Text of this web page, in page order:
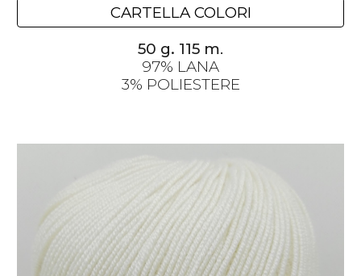
CARTELLA COLORI
50 g. 115 m.
97% LANA
3% POLIESTERE